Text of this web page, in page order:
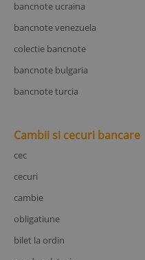
bancnote ucraina
bancnote venezuela
colectie bancnote
bancnote bulgaria
bancnote turcia
Cambii si cecuri bancare
cec
cecuri
cambie
obligatiune
bilet la ordin